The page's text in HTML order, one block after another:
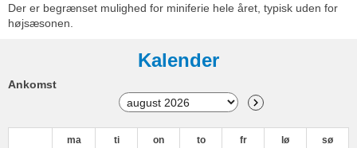
Der er begrænset mulighed for miniferie hele året, typisk uden for
højsæsonen.
Kalender
Ankomst
ma ti on to fr lø sø